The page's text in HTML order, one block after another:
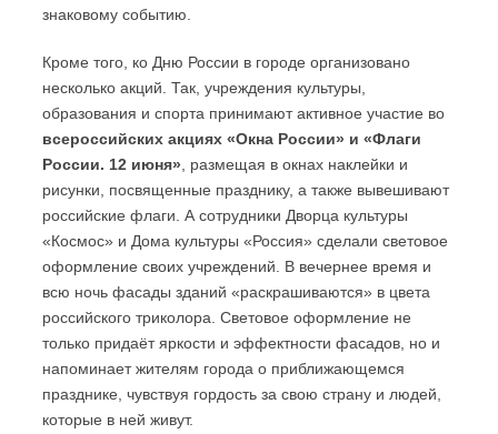
знаковому событию.
Кроме того, ко Дню России в городе организовано
несколько акций. Так, учреждения культуры,
образования и спорта принимают активное участие во
всероссийских акциях «Окна России» и «Флаги
России. 12 июня», размещая в окнах наклейки и
рисунки, посвященные празднику, а также вывешивают
российские флаги. А сотрудники Дворца культуры
«Космос» и Дома культуры «Россия» сделали световое
оформление своих учреждений. В вечернее время и
всю ночь фасады зданий «раскрашиваются» в цвета
российского триколора. Световое оформление не
только придаёт яркости и эффектности фасадов, но и
напоминает жителям города о приближающемся
празднике, чувствуя гордость за свою страну и людей,
которые в ней живут.